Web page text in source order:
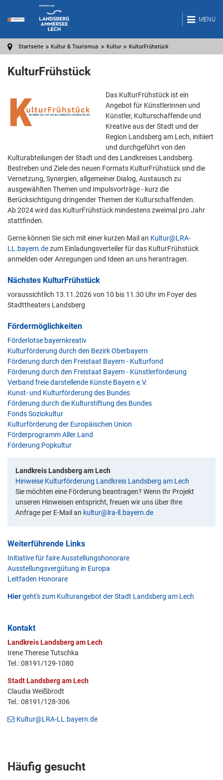
MENÜ
Startseite Kultur & Tourismus Kultur KulturFrühstück
KulturFrühstück
Das KulturFrühstück ist ein
Angebot für Künstlerinnen und
Künstler, Kulturschaffende und
Kreative aus der Stadt und der
Region Landsberg am Lech, initiiert
und durchgeführt von den
Kulturabteilungen der Stadt und des Landkreises Landsberg.
Bestreben und Ziele des neuen Formats KulturFrühstück sind die
Vernetzung, Synergien, allgemeiner Dialog, Austausch zu
ausgewählten Themen und Impulsvorträge - kurz die
Berücksichtigung dringender Themen der Kulturschaffenden.
Ab 2024 wird das KulturFrühstück mindestens zweimal pro Jahr
stattfinden.
Gerne können Sie sich mit einer kurzen Mail an Kultur@LRA-
LL.bayern.dezum Einladungsverteiler für das KulturFrühstück
anmelden oder Anregungen und Ideen an uns herantragen.
Nächstes KulturFrühstück
voraussichtlich 13.11.2026 von 10 bis 11.30 Uhr im Foyer des
Stadttheaters Landsberg
Fördermöglichkeiten
Förderlotse bayernkreativ
Kulturförderung durch den Bezirk Oberbayern
Förderung durch den Freistaat Bayern - Kulturfond
Förderung durch den Freistaat Bayern - Künstlerförderung
Verband freie darstellende Künste Bayern e.V.
Kunst- und Kulturförderung des Bundes
Förderung durch die Kulturstiftung des Bundes
Fonds Soziokultur
Kulturförderung der Europäischen Union
Förderprogramm Aller.Land
Förderung Popkultur
Landkreis Landsberg am Lech
Hinweise Kulturförderung Landkreis Landsberg am Lech
Sie möchten eine Förderung beantragen? Wenn Ihr Projekt
unseren Hinweisen entspricht, freuen wir uns über Ihre
Anfrage per E-Mail an kultur@lra-ll.bayern.de
Weiterführende Links
Initiative für faire Ausstellungshonorare
Ausstellungsvergütung in Europa
Leitfaden Honorare
Hiergeht's zum Kulturangebot der Stadt Landsberg am Lech
Kontakt
Landkreis Landsberg am Lech
Irene Therese Tutschka
Tel.: 08191/129-1080
Stadt Landsberg am Lech
Claudia Weißbrodt
Tel.: 08191/128-306
Kultur@LRA-LL.bayern.de
Häufig gesucht